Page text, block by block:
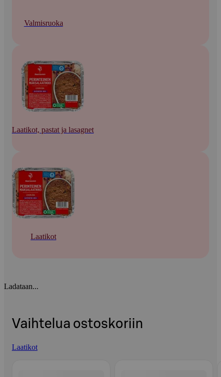
Valmisruoka
Laatikot, pastat ja lasagnet
Laatikot
Ladataan...
Vaihtelua ostoskoriin
Laatikot